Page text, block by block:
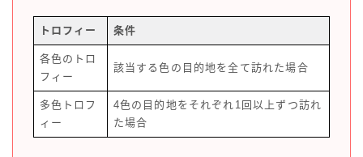
トロフィー 条件
各色のトロ
フィー
該当する色の目的地を全て訪れた場合
多色トロフ
ィー
4色の目的地をそれぞれ1回以上ずつ訪れ
た場合